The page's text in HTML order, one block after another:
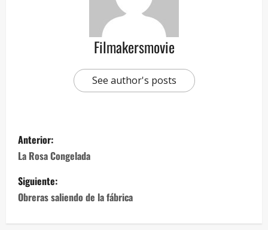
Filmakersmovie
See author's posts
Anterior:
La Rosa Congelada
Siguiente:
Obreras saliendo de la fábrica